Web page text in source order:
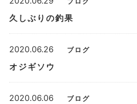
久しぶりの釣果
2020.06.26 ブログ
オジギソウ
2020.06.06 ブログ